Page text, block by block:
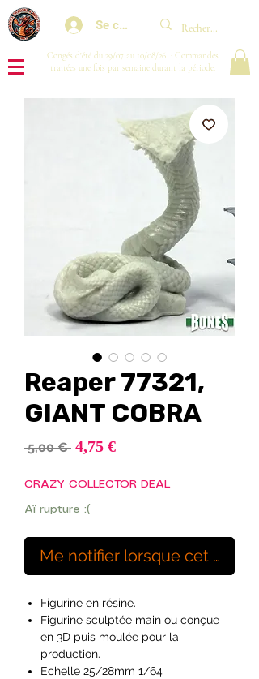
Se connecter
Congés d'été du 29/07 au 10/08/26 : Commandes
traitées une fois par semaine durant la période.
Reaper 77321,
GIANT COBRA
5,00 € Prix
4,75 €Prix
CRAZY COLLECTOR DEAL
Aï rupture :(
Me notifier lorsque cet
Figurine en résine.
Figurine sculptée main ou conçue
en 3D puis moulée pour la
production.
Echelle 25/28mm 1/64